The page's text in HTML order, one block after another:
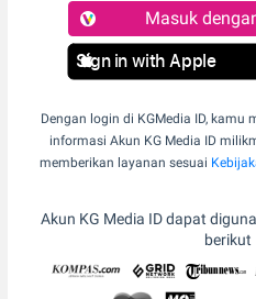
Masuk
Sign in with Apple
Dengan login di KGMedia ID, kamu
informasi Akun KG Media ID
memberikan layanan sesuai
Akun KG Media ID dapat
berikut